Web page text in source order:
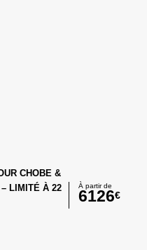
CHOBE &
LIMITÉ À 22
À partir de
6126€